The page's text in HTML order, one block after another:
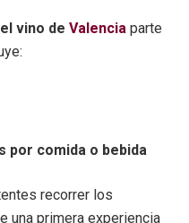
vino de Valencia parte
por comida o bebida
recorrer los
una primera experiencia